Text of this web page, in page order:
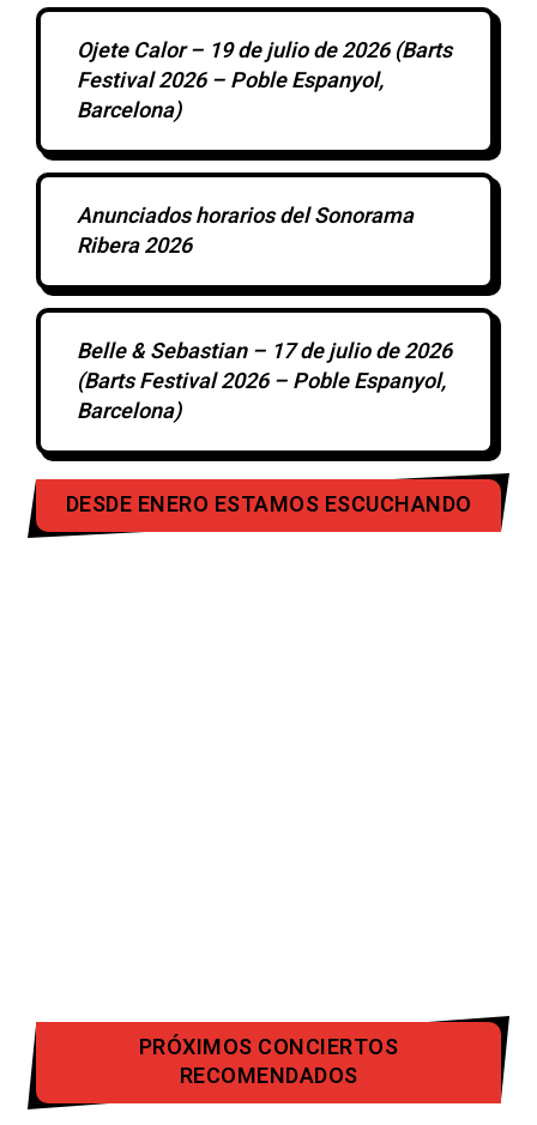
Ojete Calor – 19 de julio de 2026 (Barts
Festival 2026 – Poble Espanyol,
Barcelona)
Anunciados horarios del Sonorama
Ribera 2026
Belle & Sebastian – 17 de julio de 2026
(Barts Festival 2026 – Poble Espanyol,
Barcelona)
DESDE ENERO ESTAMOS ESCUCHANDO
PRÓXIMOS CONCIERTOS
RECOMENDADOS